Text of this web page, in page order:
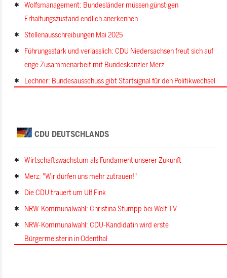
Wolfsmanagement: Bundesländer müssen günstigen
Erhaltungszustand endlich anerkennen
Stellenausschreibungen Mai 2025
Führungsstark und verlässlich: CDU Niedersachsen freut sich auf
enge Zusammenarbeit mit Bundeskanzler Merz
Lechner: Bundesausschuss gibt Startsignal für den Politikwechsel
CDU DEUTSCHLANDS
Wirtschaftswachstum als Fundament unserer Zukunft
Merz: "Wir dürfen uns mehr zutrauen!"
Die CDU trauert um Ulf Fink
NRW-Kommunalwahl: Christina Stumpp bei Welt TV
NRW-Kommunalwahl: CDU-Kandidatin wird erste
Bürgermeisterin in Odenthal